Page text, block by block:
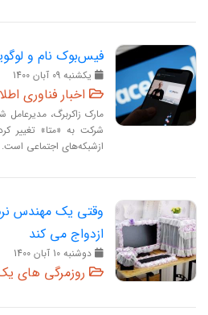
فیس‌بوک نام و
يکشنبه 09 آبان 1400
اخبار فناوری
مارک زاکربرگ،
شرکت به «متا» تغییر
ازشبکه‌های اجتماعی است.
وقتی یک مهندس
ازدواج می کند
دوشنبه 10 آبان 1400
روزمرگی های